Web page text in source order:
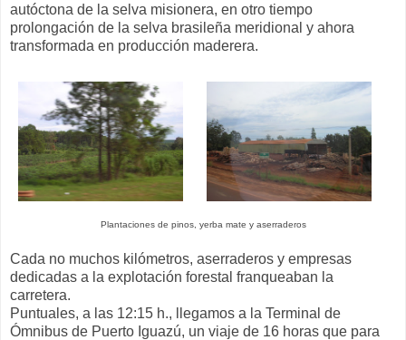
autóctona de la selva misionera, en otro tiempo
prolongación de la selva brasileña meridional y ahora
transformada en producción maderera.
Plantaciones de pinos, yerba mate y aserraderos
Cada no muchos kilómetros, aserraderos y empresas
dedicadas a la explotación forestal franqueaban la
carretera.
Puntuales, a las 12:15 h., llegamos a la Terminal de
Ómnibus de Puerto Iguazú, un viaje de 16 horas que para